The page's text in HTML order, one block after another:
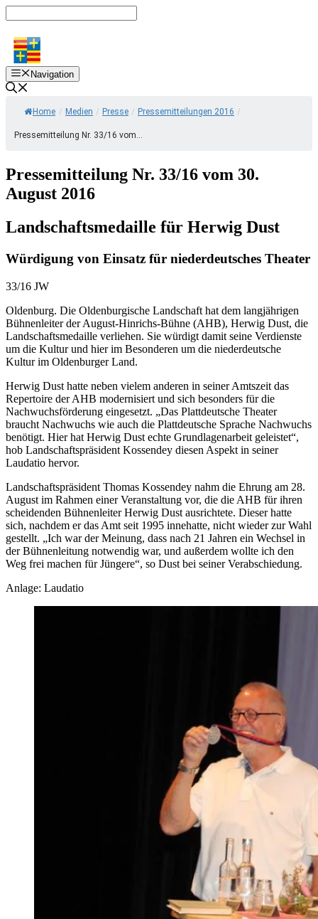
Inhalt
springen
Navigation
Home / Medien / Presse / Pressemitteilungen 2016 /
Pressemitteilung Nr. 33/16 vom...
Pressemitteilung Nr. 33/16 vom 30.
August 2016
Landschaftsmedaille für Herwig Dust
Würdigung von Einsatz für niederdeutsches Theater
33/16 JW
Oldenburg. Die Oldenburgische Landschaft hat dem langjährigen
Bühnenleiter der August-Hinrichs-Bühne (AHB), Herwig Dust, die
Landschaftsmedaille verliehen. Sie würdigt damit seine Verdienste
um die Kultur und hier im Besonderen um die niederdeutsche
Kultur im Oldenburger Land.
Herwig Dust hatte neben vielem anderen in seiner Amtszeit das
Repertoire der AHB modernisiert und sich besonders für die
Nachwuchsförderung eingesetzt. „Das Plattdeutsche Theater
braucht Nachwuchs wie auch die Plattdeutsche Sprache Nachwuchs
benötigt. Hier hat Herwig Dust echte Grundlagenarbeit geleistet“,
hob Landschaftspräsident Kossendey diesen Aspekt in seiner
Laudatio hervor.
Landschaftspräsident Thomas Kossendey nahm die Ehrung am 28.
August im Rahmen einer Veranstaltung vor, die die AHB für ihren
scheidenden Bühnenleiter Herwig Dust ausrichtete. Dieser hatte
sich, nachdem er das Amt seit 1995 innehatte, nicht wieder zur Wahl
gestellt. „Ich war der Meinung, dass nach 21 Jahren ein Wechsel in
der Bühnenleitung notwendig war, und außerdem wollte ich den
Weg frei machen für Jüngere“, so Dust bei seiner Verabschiedung.
Anlage: Laudatio